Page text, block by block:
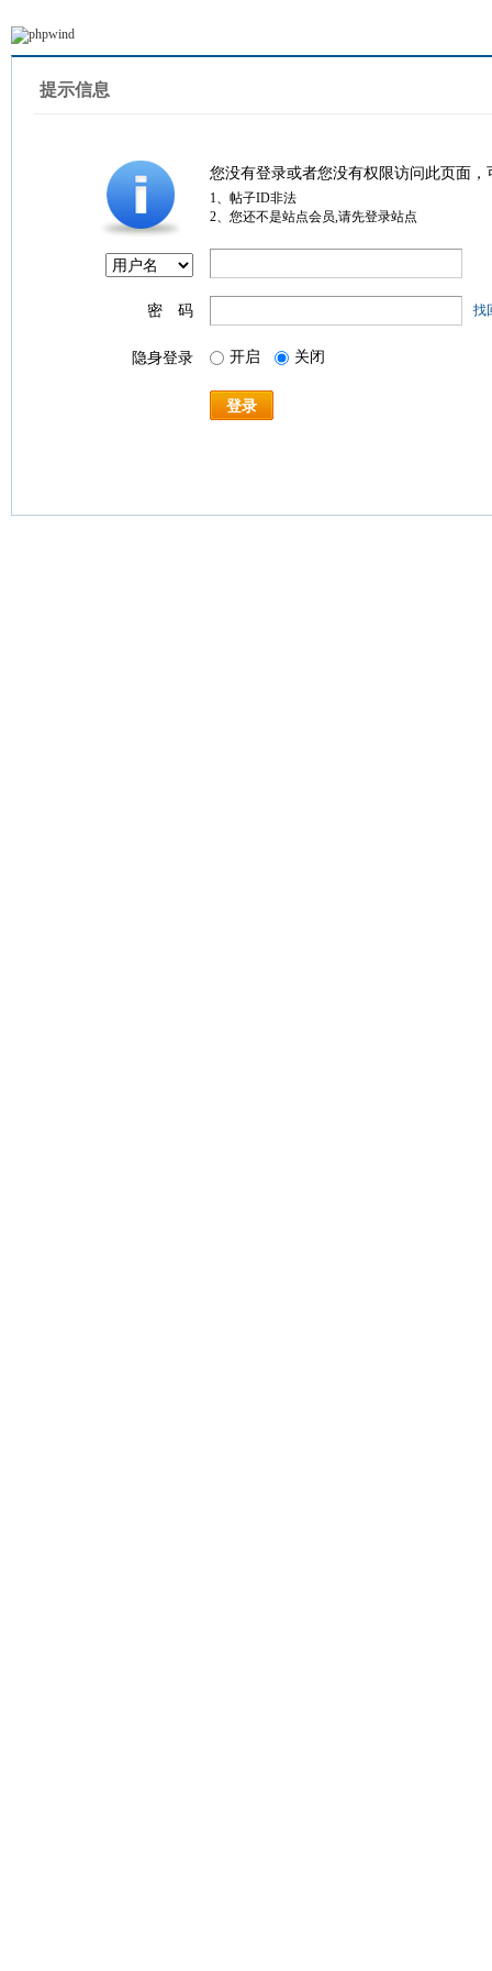
提示信息
您没有登录或者您没有权限访问此页面
1、帖子ID非法
2、您还不是站点会员,请先登录站点
密 码 找
隐身登录 开启 关闭
登录